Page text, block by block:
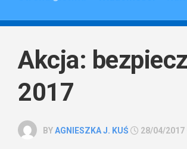
Akcja:
2017
BYAGNIESZKA J. KUŚ 28/04/2017